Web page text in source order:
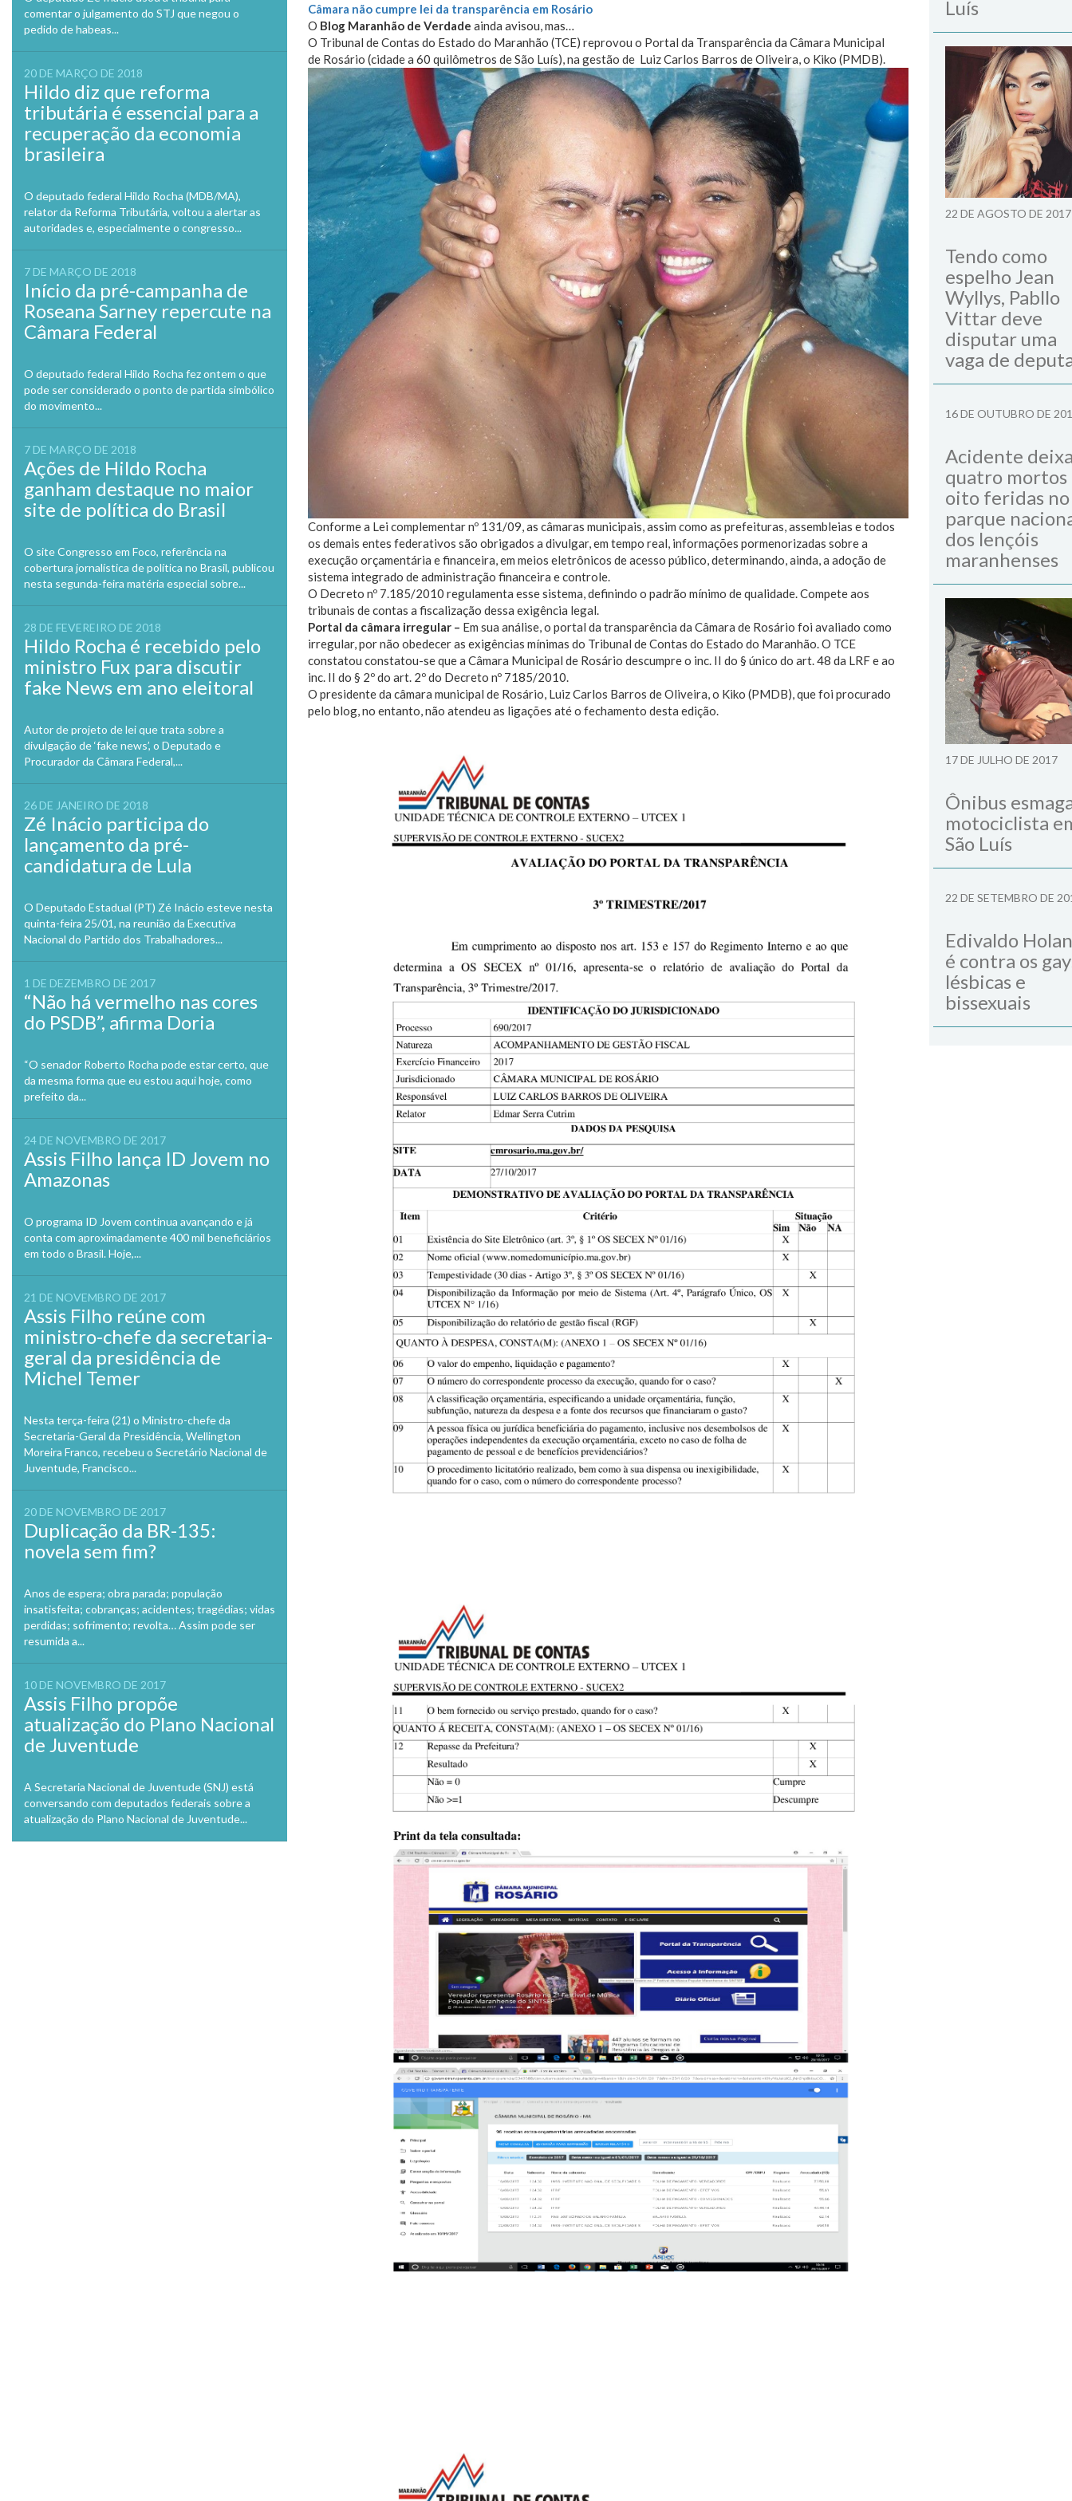
comentar o julgamento do STJ que negou o
pedido de habeas...
20 DE MARÇO DE 2018
Hildo diz que reforma
tributária é essencial para a
recuperação da economia
brasileira
O deputado federal Hildo Rocha (MDB/MA),
relator da Reforma Tributária, voltou a alertar as
autoridades e, especialmente o congresso...
7 DE MARÇO DE 2018
Início da pré-campanha de
Roseana Sarney repercute na
Câmara Federal
O deputado federal Hildo Rocha fez ontem o que
pode ser considerado o ponto de partida simbólico
do movimento...
7 DE MARÇO DE 2018
Ações de Hildo Rocha
ganham destaque no maior
site de política do Brasil
O site Congresso em Foco, referência na
cobertura jornalística de política no Brasil, publicou
nesta segunda-feira matéria especial sobre...
28 DE FEVEREIRO DE 2018
Hildo Rocha é recebido pelo
ministro Fux para discutir
fake News em ano eleitoral
Autor de projeto de lei que trata sobre a
divulgação de ‘fake news’, o Deputado e
Procurador da Câmara Federal,...
26 DE JANEIRO DE 2018
Zé Inácio participa do
lançamento da pré-
candidatura de Lula
O Deputado Estadual (PT) Zé Inácio esteve nesta
quinta-feira 25/01, na reunião da Executiva
Nacional do Partido dos Trabalhadores...
1 DE DEZEMBRO DE 2017
“Não há vermelho nas cores
do PSDB”, afirma Doria
“O senador Roberto Rocha pode estar certo, que
da mesma forma que eu estou aqui hoje, como
prefeito da...
24 DE NOVEMBRO DE 2017
Assis Filho lança ID Jovem no
Amazonas
O programa ID Jovem continua avançando e já
conta com aproximadamente 400 mil beneficiários
em todo o Brasil. Hoje,...
21 DE NOVEMBRO DE 2017
Assis Filho reúne com
ministro-chefe da secretaria-
geral da presidência de
Michel Temer
Nesta terça-feira (21) o Ministro-chefe da
Secretaria-Geral da Presidência, Wellington
Moreira Franco, recebeu o Secretário Nacional de
Juventude, Francisco...
20 DE NOVEMBRO DE 2017
Duplicação da BR-135:
novela sem fim?
Anos de espera; obra parada; população
insatisfeita; cobranças; acidentes; tragédias; vidas
perdidas; sofrimento; revolta… Assim pode ser
resumida a...
10 DE NOVEMBRO DE 2017
Assis Filho propõe
atualização do Plano Nacional
de Juventude
A Secretaria Nacional de Juventude (SNJ) está
conversando com deputados federais sobre a
atualização do Plano Nacional de Juventude...
Câmara não cumpre lei da transparência em Rosário
O Blog Maranhão de Verdade ainda avisou, mas…
O Tribunal de Contas do Estado do Maranhão (TCE) reprovou o Portal da Transparência da Câmara Municipal
de Rosário (cidade a 60 quilômetros de São Luís), na gestão de Luiz Carlos Barros de Oliveira, o Kiko (PMDB).
Conforme a Lei complementar nº 131/09, as câmaras municipais, assim como as prefeituras, assembleias e todos
os demais entes federativos são obrigados a divulgar, em tempo real, informações pormenorizadas sobre a
execução orçamentária e financeira, em meios eletrônicos de acesso público, determinando, ainda, a adoção de
sistema integrado de administração financeira e controle.
O Decreto nº 7.185/2010 regulamenta esse sistema, definindo o padrão mínimo de qualidade. Compete aos
tribunais de contas a fiscalização dessa exigência legal.
Portal da câmara irregular – Em sua análise, o portal da transparência da Câmara de Rosário foi avaliado como
irregular, por não obedecer as exigências mínimas do Tribunal de Contas do Estado do Maranhão. O TCE
constatou constatou-se que a Câmara Municipal de Rosário descumpre o inc. II do § único do art. 48 da LRF e ao
inc. II do § 2º do art. 2º do Decreto nº 7185/2010.
O presidente da câmara municipal de Rosário, Luiz Carlos Barros de Oliveira, o Kiko (PMDB), que foi procurado
pelo blog, no entanto, não atendeu as ligações até o fechamento desta edição.
Luís
22 DE AGOSTO DE 2017
Tendo como
espelho Jean
Wyllys, Pabllo
Vittar deve
disputar uma
vaga de
16 DE OUTUBRO DE
Acidente
quatro mortos
oito feridas no
parque
dos lençóis
maranhenses
17 DE JULHO DE 2017
Ônibus
motociclista
São Luís
22 DE SETEMBRO DE
Edivaldo
é contra os
lésbicas e
bissexuais